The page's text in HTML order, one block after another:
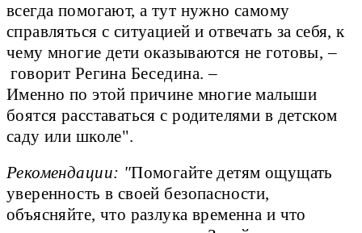
всегда помогают, а тут нужно самому
справляться с ситуацией и отвечать за себя, к
чему многие дети оказываются не готовы, –
говорит Регина Беседина. –
Именно по этой причине многие малыши
боятся расставаться с родителями в детском
саду или школе".
Рекомендации: "Помогайте детям ощущать
уверенность в своей безопасности,
объясняйте, что разлука временна и что